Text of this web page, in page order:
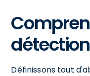
Définissons tout